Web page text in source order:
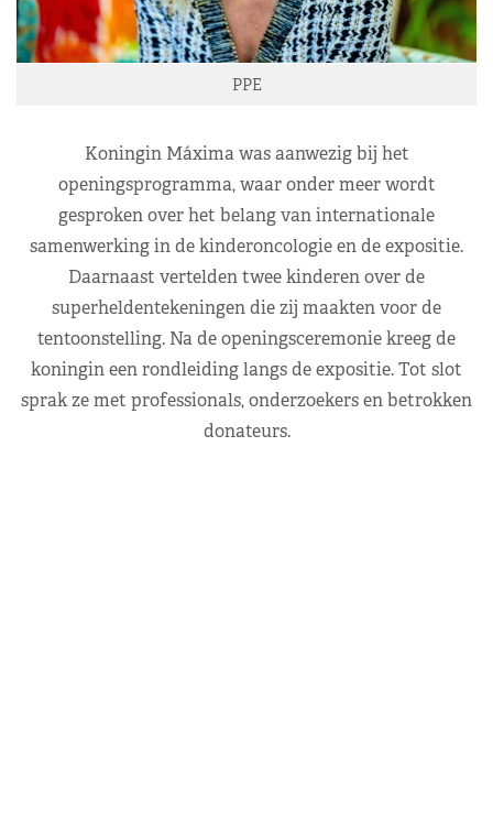
PPE
Koningin Máxima was aanwezig bij het
openingsprogramma, waar onder meer wordt
gesproken over het belang van internationale
samenwerking in de kinderoncologie en de expositie.
Daarnaast vertelden twee kinderen over de
superheldentekeningen die zij maakten voor de
tentoonstelling. Na de openingsceremonie kreeg de
koningin een rondleiding langs de expositie. Tot slot
sprak ze met professionals, onderzoekers en betrokken
donateurs.